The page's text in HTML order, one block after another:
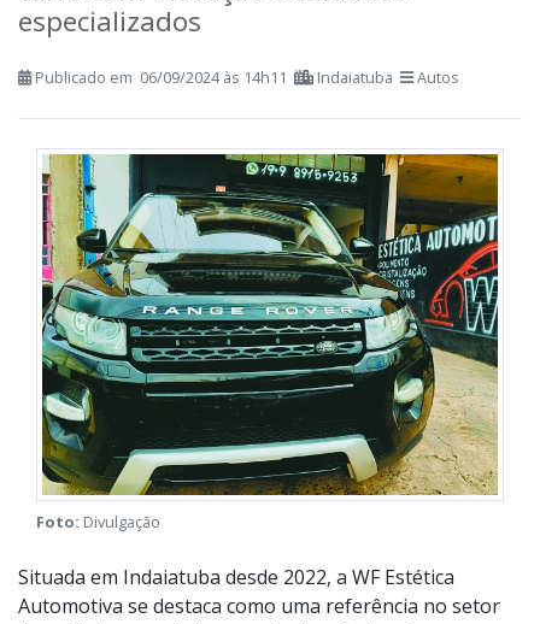
Transformando cada detalhe do seu
carro com inovação e cuidados
especializados
Publicado em 06/09/2024 às 14h11 Indaiatuba Autos
Foto:Divulgação